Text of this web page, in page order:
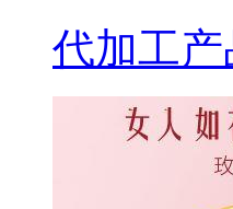
代加工